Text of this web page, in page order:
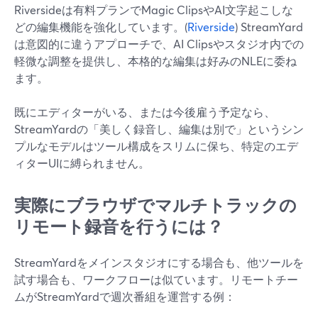
Riversideは有料プランでMagic ClipsやAI文字起こしな
どの編集機能を強化しています。(Riverside) StreamYard
は意図的に違うアプローチで、AI Clipsやスタジオ内での
軽微な調整を提供し、本格的な編集は好みのNLEに委ね
ます。
既にエディターがいる、または今後雇う予定なら、
StreamYardの「美しく録音し、編集は別で」というシン
プルなモデルはツール構成をスリムに保ち、特定のエデ
ィターUIに縛られません。
実際にブラウザでマルチトラックの
リモート録音を行うには？
StreamYardをメインスタジオにする場合も、他ツールを
試す場合も、ワークフローは似ています。リモートチー
ムがStreamYardで週次番組を運営する例：